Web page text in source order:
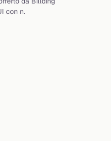
con n.